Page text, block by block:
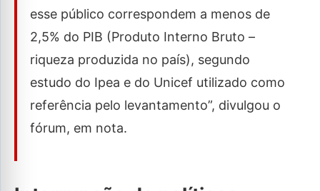
esse público correspondem a menos de
2,5% do PIB (Produto Interno Bruto –
riqueza produzida no país), segundo
estudo do Ipea e do Unicef utilizado como
referência pelo levantamento”, divulgou o
fórum, em nota.